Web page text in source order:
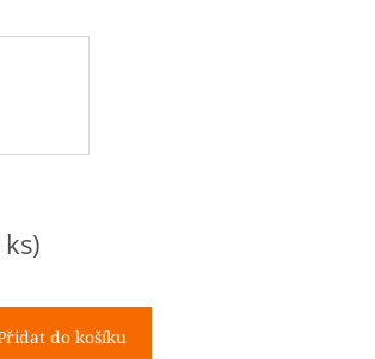
do košíku